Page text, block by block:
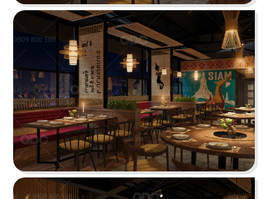
Dự án được chúng tôi hoàn thiện gấp rút trong 35
ngày, mang đến một không gian thưởng thức
cafe - trà sữa ấn tượng
Chi tiết